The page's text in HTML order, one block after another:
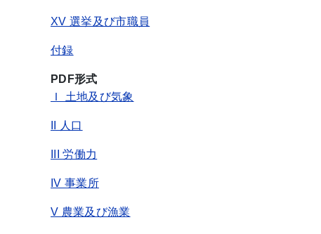
XV 選挙及び市職員
付録
PDF形式
Ｉ 土地及び気象
II 人口
III 労働力
IV 事業所
V 農業及び漁業